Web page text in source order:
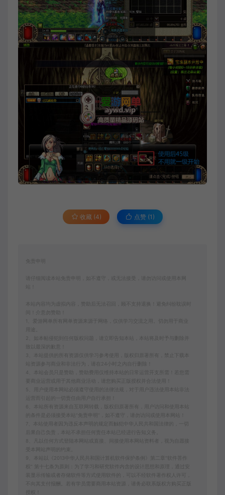
收藏 (4) 点赞 (1 )
免责申明
请仔细阅读本站免责申明，如不遵守，或无法接受，请勿访问或使用本网
本站内容均为虚拟内容，赞助后无法召回，顾不支持退换！避免纠纷耽误时
间！介意勿赞助！
1、爱游网单所有网单资源来源于网络，仅供学习交流之用。切勿用于商业
2、如本帖侵犯到任何版权问题，请立即告知本站，本站将及时予与删除并
致以最深的歉意！
3、本站提供的所有资源仅供学习参考使用，版权归原著所有，禁止下载本
站资源参与商业和非法行为，请在24小时之内自行删除！
4、本站会员只是赞助，赞助费用仅维持本站的日常运营开支所需！若您需
要商业运营或用于其他商业活动，请您购买正版授权并合法使用！
5、用户使用本网站必须遵守使用的法律法规，对于用户违法使用本站非法
6、本站所有资源来自互联网转载，版权归原著所有，用户访问和使用本站
的条件是必须接受本站“免责申明”，如不遵守，请勿访问或使用本网站！
7、本站使用者因为违反本声明的规定而触犯中华人民共和国法律的，一切
后果自己负责，本站不承担任何责任本站已经进行告知义务。
8、凡以任何方式登陆本网站或直接、间接使用本网站资料者，视为自愿接
受本网站声明的约束。
9、本站以《2013中华人民共和国计算机软件保护条例》第二章"软件菩作
权” 第十七条为原则：为了学习和研究软件内含的设计思想和原理，通过安
装显示传输或者存储软件等方式使用软件的，可以不经软件著作权人许可，
不向其支付报酬。若有学员需要商用本站资源，请务必联系版权方购买正版